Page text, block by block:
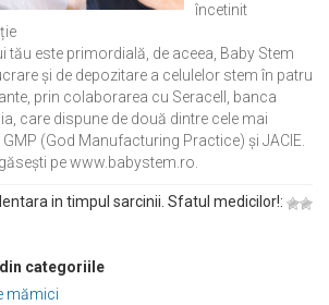
încetinit
tău este primordială, de aceea, Baby Stem
și de depozitare a celulelor stem în patru
prin colaborarea cu Seracell, banca
care dispune de două dintre cele mai
(God Manufacturing Practice) și JACIE.
pe www.babystem.ro.
in timpul sarcinii. Sfatul medicilor!:
categoriile
mămici